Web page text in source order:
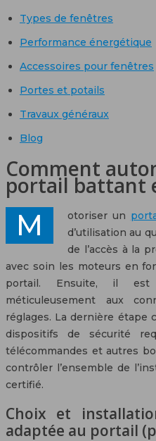
Types de fenêtres
Performance énergétique
Accessoires pour fenêtres
Portes et potails
Travaux généraux
Blog
Comment
portail battant
Motoriser un
d’utilisation au
de l’accès à la
avec soin les moteurs en
portail. Ensuite, il est
méticuleusement aux
réglages. La dernière étape
dispositifs de sécurité
télécommandes et autres
contrôler l’ensemble de
certifié.
Choix et
adaptée au portail